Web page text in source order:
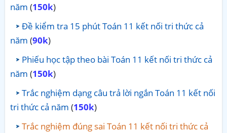
năm (150k)
Đề kiểm tra 15 phút Toán 11 kết nối tri thức cả
năm (90k)
Phiếu học tập theo bài Toán 11 kết nối tri thức cả
năm (150k)
Trắc nghiệm dạng câu trả lời ngắn Toán 11 kết nối
tri thức cả năm (150k)
Trắc nghiệm đúng sai Toán 11 kết nối tri thức cả